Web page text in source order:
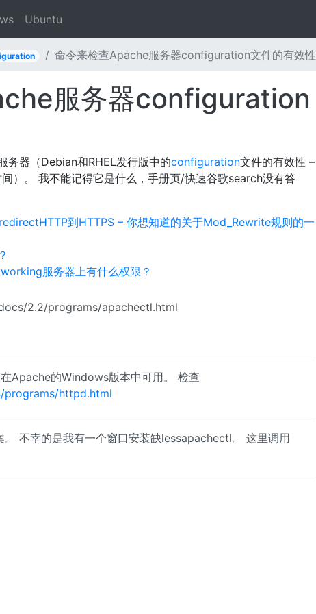
Ubuntu
命令来检查Apache服务器configuration文件的有效性
服务器configuration
务器（Debian和RHEL发行版中的configuration文件的有效性 –
）。 我不能记得它是什么，手册页/快速谷歌search没有答
到HTTPS – 你想知道的关于Mod_Rewrite规则的一
服务器上有什么权限？
2.2/programs/apachectl.html
Apache的Windows版本中可用。 检查
httpd.html
。 不幸的是我有一个窗口安装缺lessapachectl。 这里调用